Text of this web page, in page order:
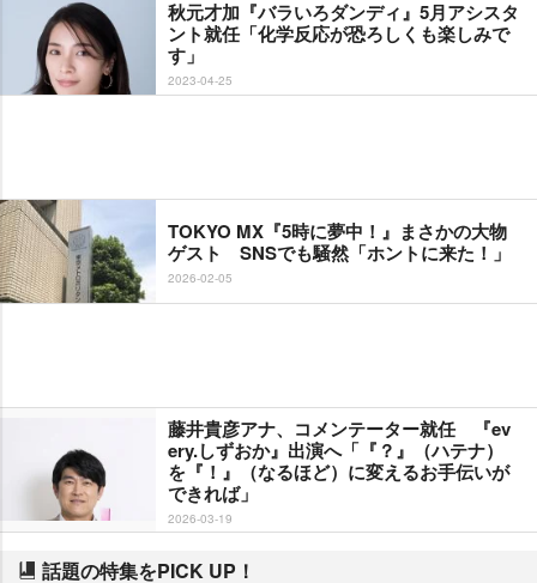
秋元才加『バラいろダンディ』5月アシスタ
ント就任「化学反応が恐ろしくも楽しみで
す」
2023-04-25
TOKYO MX『5時に夢中！』まさかの大物
ゲスト SNSでも騒然「ホントに来た！」
2026-02-05
藤井貴彦アナ、コメンテーター就任 『ev
ery.しずおか』出演へ「『？』（ハテナ）
を『！』（なるほど）に変えるお手伝いが
できれば」
2026-03-19
話題の特集をPICK UP！